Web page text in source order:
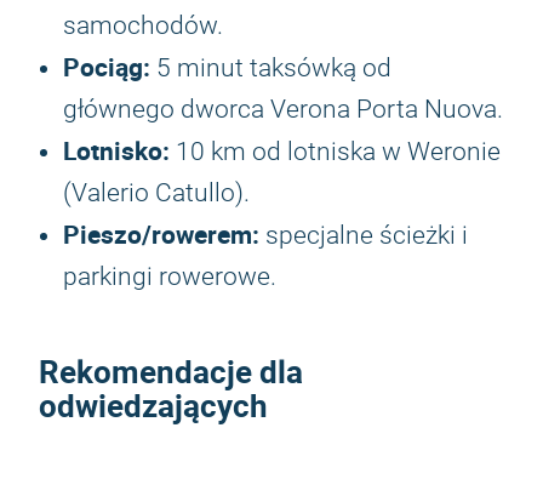
samochodów.
Pociąg: 5 minut taksówką od
głównego dworca Verona Porta Nuova.
Lotnisko: 10 km od lotniska w Weronie
(Valerio Catullo).
Pieszo/rowerem: specjalne ścieżki i
parkingi rowerowe.
Rekomendacje dla
odwiedzających